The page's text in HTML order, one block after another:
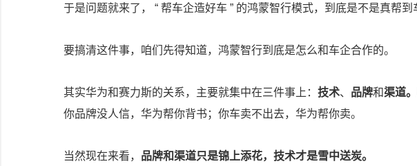
于是问题就来了， “ 帮车企造好车 ” 的鸿蒙智行模式，到底是不是真帮到
要搞清这件事，咱们先得知道，鸿蒙智行到底是怎么和车企合作的。
其实华为和赛力斯的关系，主要就集中在三件事上： 技术、 品牌和渠道。
你品牌没人信，华为帮你背书；你车卖不出去，华为帮你卖。
当然现在来看， 品牌和渠道只是锦上添花，技术才是雪中送炭。